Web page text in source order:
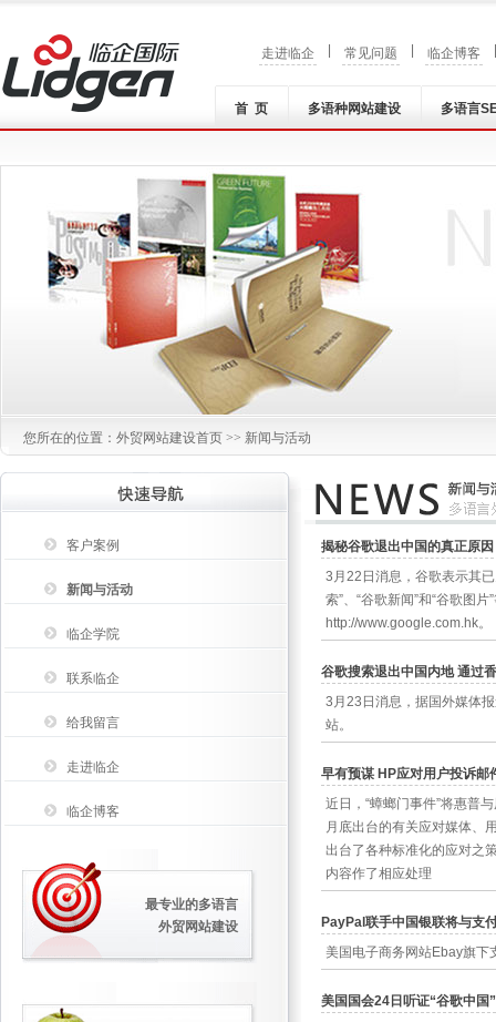
走进临企 常见问题 临企博客
首 页 多语种网站建设 多语言
您所在的位置： 外贸网站建设首页 >> 新闻与活动
揭秘谷歌退出中国的真正原因
3月22日消息，谷歌表示其
索”、“谷歌新闻”和“谷歌图
http://www.google.com.hk。
谷歌搜索退出中国内地 通过
3月23日消息，据国外媒体
站。
早有预谋 HP应对用户投诉邮
近日，“蟑螂门事件”将惠普
月底出台的有关应对媒体、
出台了各种标准化的应对之
内容作了相应处理
PayPal联手中国银联将与支
美国电子商务网站Ebay旗下
美国国会24日听证“谷歌中国”
客户案例
新闻与活动
临企学院
联系临企
给我留言
走进临企
临企博客
最专业的多语言
外贸网站建设